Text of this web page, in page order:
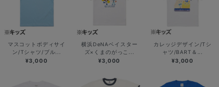
マスコットボディサイ
ン/Tシャツ/ブル...
¥3,000
横浜DeNAベイスター
ズ×くまのがっこ...
¥3,000
カレッジデザイン/Tシ
ャツ/BART＆...
¥3,000